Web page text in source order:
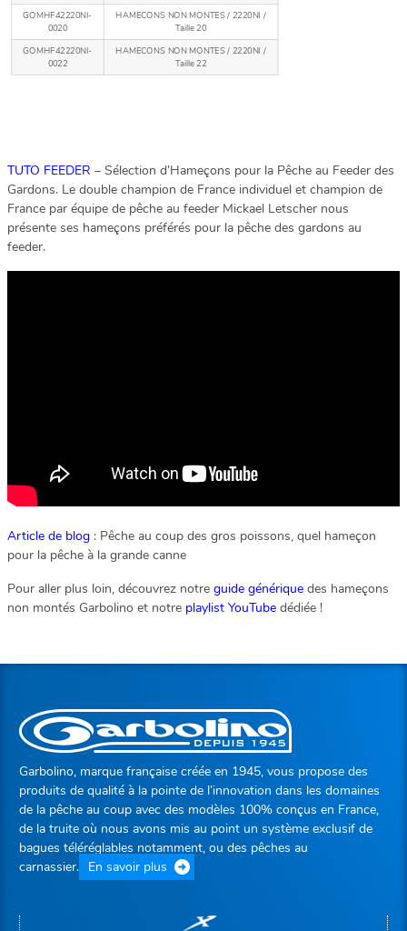
GOMHF42220NI-
0020
HAMECONS NON MONTES / 2220NI /
Taille 20
GOMHF42220NI-
0022
HAMECONS NON MONTES / 2220NI /
Taille 22
TUTO FEEDER – Sélection d’Hameçons pour la Pêche au Feeder des
Gardons. Le double champion de France individuel et champion de
France par équipe de pêche au feeder Mickael Letscher nous
présente ses hameçons préférés pour la pêche des gardons au
feeder.
Article de blog : Pêche au coup des gros poissons, quel hameçon
pour la pêche à la grande canne
Pour aller plus loin, découvrez notre guide générique des hameçons
non montés Garbolino et notre playlist YouTube dédiée !
Garbolino, marque française créée en 1945, vous propose des
produits de qualité à la pointe de l’innovation dans les domaines
de la pêche au coup avec des modèles 100% conçus en France,
de la truite où nous avons mis au point un système exclusif de
bagues téléréglables notamment, ou des pêches au
carnassier. En savoir plus